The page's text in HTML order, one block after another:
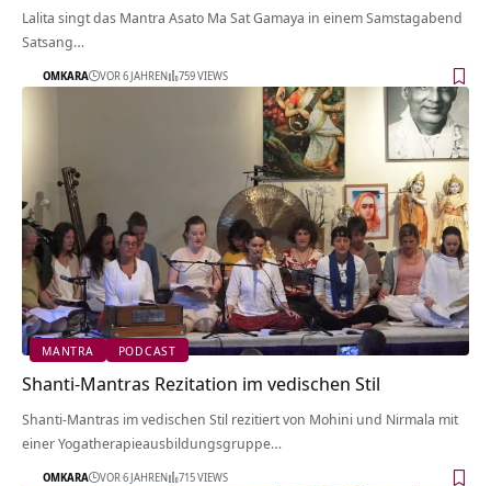
Lalita singt das Mantra Asato Ma Sat Gamaya in einem Samstagabend
Satsang…
OMKARA VOR 6 JAHREN 759 VIEWS
MANTRA PODCAST
Shanti-Mantras Rezitation im vedischen Stil
Shanti-Mantras im vedischen Stil rezitiert von Mohini und Nirmala mit
einer Yogatherapieausbildungsgruppe…
OMKARA VOR 6 JAHREN 715 VIEWS